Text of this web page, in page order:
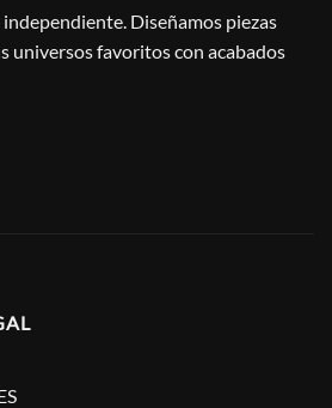
Diseñamos piezas
universos favoritos con acabados